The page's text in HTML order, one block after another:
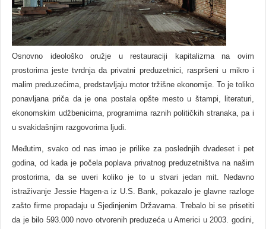
Osnovno ideološko oružje u restauraciji kapitalizma na ovim
prostorima jeste tvrdnja da privatni preduzetnici, raspršeni u mikro i
malim preduzećima, predstavljaju motor tržišne ekonomije. To je toliko
ponavljana priča da je ona postala opšte mesto u štampi, literaturi,
ekonomskim udžbenicima, programima raznih političkih stranaka, pa i
u svakidašnjim razgovorima ljudi.
Međutim, svako od nas imao je prilike za poslednjih dvadeset i pet
godina, od kada je počela poplava privatnog preduzetništva na našim
prostorima, da se uveri koliko je to u stvari jedan mit. Nedavno
istraživanje Jessie Hagen-a iz U.S. Bank, pokazalo je glavne razloge
zašto firme propadaju u Sjedinjenim Državama. Trebalo bi se prisetiti
da je bilo 593.000 novo otvorenih preduzeća u Americi u 2003. godini,